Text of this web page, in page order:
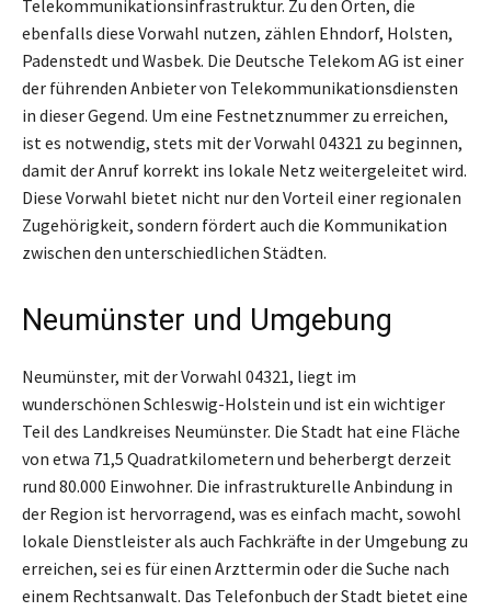
Telekommunikationsinfrastruktur. Zu den Orten, die
ebenfalls diese Vorwahl nutzen, zählen Ehndorf, Holsten,
Padenstedt und Wasbek. Die Deutsche Telekom AG ist einer
der führenden Anbieter von Telekommunikationsdiensten
in dieser Gegend. Um eine Festnetznummer zu erreichen,
ist es notwendig, stets mit der Vorwahl 04321 zu beginnen,
damit der Anruf korrekt ins lokale Netz weitergeleitet wird.
Diese Vorwahl bietet nicht nur den Vorteil einer regionalen
Zugehörigkeit, sondern fördert auch die Kommunikation
zwischen den unterschiedlichen Städten.
Neumünster und Umgebung
Neumünster, mit der Vorwahl 04321, liegt im
wunderschönen Schleswig-Holstein und ist ein wichtiger
Teil des Landkreises Neumünster. Die Stadt hat eine Fläche
von etwa 71,5 Quadratkilometern und beherbergt derzeit
rund 80.000 Einwohner. Die infrastrukturelle Anbindung in
der Region ist hervorragend, was es einfach macht, sowohl
lokale Dienstleister als auch Fachkräfte in der Umgebung zu
erreichen, sei es für einen Arzttermin oder die Suche nach
einem Rechtsanwalt. Das Telefonbuch der Stadt bietet eine